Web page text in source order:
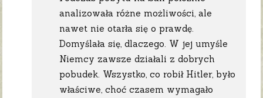
analizowała różne możliwości, ale
nawet nie otarła się o prawdę.
Domyślała się, dlaczego. W jej umyśle
Niemcy zawsze działali z dobrych
pobudek. Wszystko, co robił Hitler, było
właściwe, choć czasem wymagało